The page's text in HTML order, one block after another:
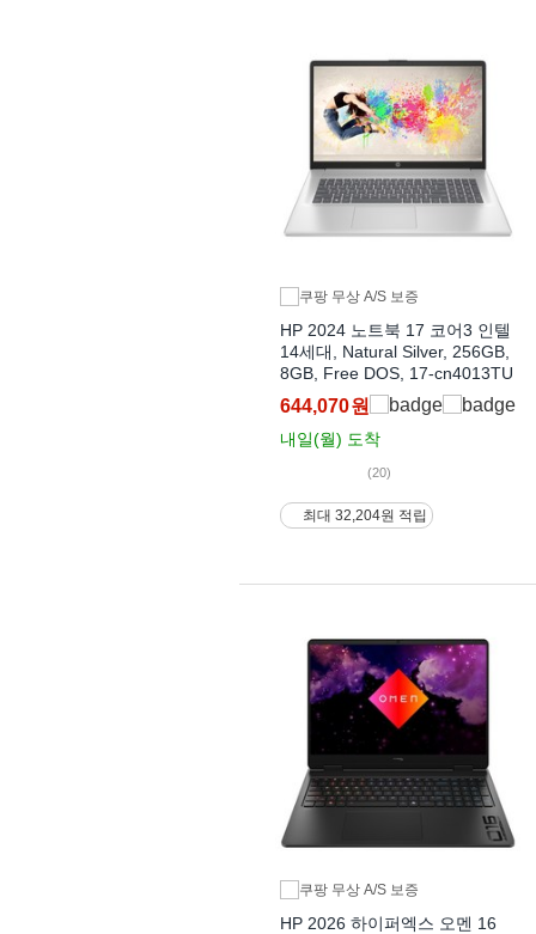
HP 2024 노트북 17 코어3 인텔
14세대, Natural Silver, 256GB,
8GB, Free DOS, 17-cn4013TU
644,070원
내일(월) 도착
(20)
최대 32,204원 적립
HP 2026 하이퍼엑스 오멘 16